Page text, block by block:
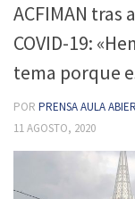
ACFIMAN
COVID-19:
tema porque
POR PRENSA AULA
11 AGOSTO, 2020